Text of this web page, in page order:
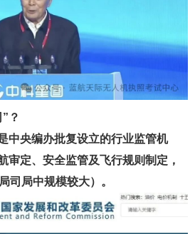
？
中央编办批复设立的行业监管机
审定、安全监管及飞行规则制定 ，
司局中规模较大）。